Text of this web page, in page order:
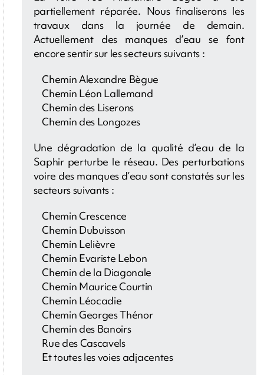
partiellement réparée. Nous finaliserons les
travaux dans la journée de demain.
Actuellement des manques d’eau se font
encore sentir sur les secteurs suivants :
Chemin Alexandre Bègue
Chemin Léon Lallemand
Chemin des Liserons
Chemin des Longozes
Une dégradation de la qualité d’eau de la
Saphir perturbe le réseau. Des perturbations
voire des manques d’eau sont constatés sur les
secteurs suivants :
Chemin Crescence
Chemin Dubuisson
Chemin Lelièvre
Chemin Evariste Lebon
Chemin de la Diagonale
Chemin Maurice Courtin
Chemin Léocadie
Chemin Georges Thénor
Chemin des Banoirs
Rue des Cascavels
Et toutes les voies adjacentes